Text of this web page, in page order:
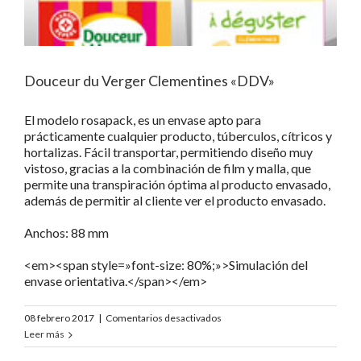
Douceur du Verger Clementines «DDV»
El modelo rosapack, es un envase apto para
prácticamente cualquier producto, túberculos, cítricos y
hortalizas. Fácil transportar, permitiendo diseño muy
vistoso, gracias a la combinación de film y malla, que
permite una transpiración óptima al producto envasado,
además de permitir al cliente ver el producto envasado.
Anchos: 88 mm
<em><span style=»font-size: 80%;»>Simulación del
envase orientativa.</span></em>
08 febrero 2017 | Comentarios desactivados
du
Leer más